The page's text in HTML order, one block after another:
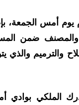
أمس الجمعة،
ضمن
والترميم والذي
الملكي بوادي